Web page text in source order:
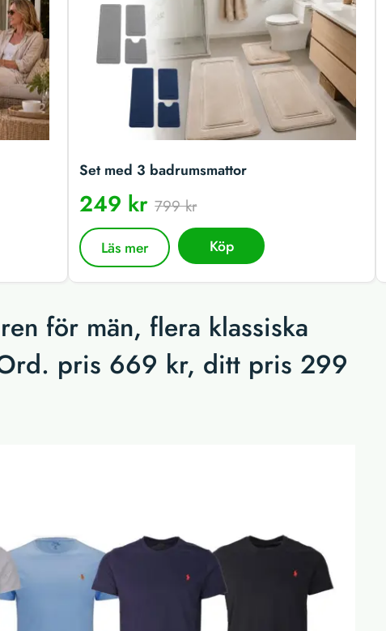
Set med 3 badrumsmattor
249 kr799 kr
Läs mer Köp
för män, flera klassiska
pris 669 kr, ditt pris 299